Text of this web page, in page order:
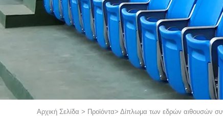
Αρχική Σελίδα > Προϊόντα> Δίπλωμα των εδρών αιθουσών